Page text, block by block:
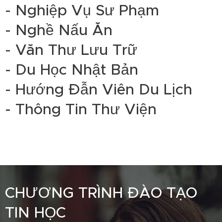
- Nghiệp Vụ Sư Phạm
- Nghề Nấu Ăn
- Văn Thư Lưu Trữ
- Du Học Nhật Bản
- Hướng Đẫn Viên Du Lịch
- Thông Tin Thư Viện
CHƯƠNG TRÌNH ĐÀO TẠO
TIN HỌC